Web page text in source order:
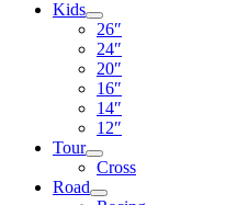
Kids
26″
24″
20″
16″
14″
12″
Tour
Cross
Road